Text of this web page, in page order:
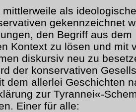
mittlerweile als
gekennzeichnet
den Begriff aus dem
Kontext zu lösen und mit
diskursiv neu zu
der konservativen
dem allerlei Geschichten
zur Tyrannei«-
Einer für alle: